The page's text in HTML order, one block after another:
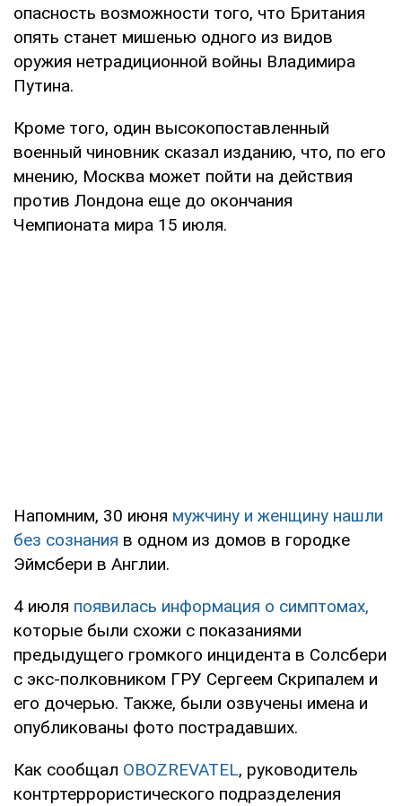
опасность возможности того, что Британия
опять станет мишенью одного из видов
оружия нетрадиционной войны Владимира
Путина.
Кроме того, один высокопоставленный
военный чиновник сказал изданию, что, по его
мнению, Москва может пойти на действия
против Лондона еще до окончания
Чемпионата мира 15 июля.
Напомним, 30 июня мужчину и женщину нашли
без сознания в одном из домов в городке
Эймсбери в Англии.
4 июля появилась информация о симптомах,
которые были схожи с показаниями
предыдущего громкого инцидента в Солсбери
с экс-полковником ГРУ Сергеем Скрипалем и
его дочерью. Также, были озвучены имена и
опубликованы фото пострадавших.
Как сообщал OBOZREVATEL, руководитель
контртеррористического подразделения